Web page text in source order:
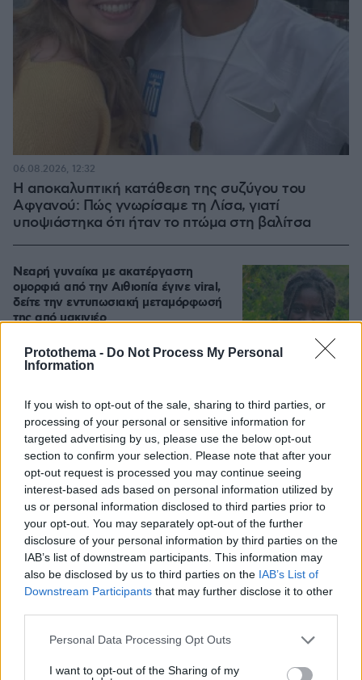
Protothema - Do Not Process My Personal
Information
If you wish to opt-out of the sale, sharing to third parties, or
processing of your personal or sensitive information for
targeted advertising by us, please use the below opt-out
section to confirm your selection. Please note that after your
opt-out request is processed you may continue seeing
interest-based ads based on personal information utilized by
us or personal information disclosed to third parties prior to
your opt-out. You may separately opt-out of the further
disclosure of your personal information by third parties on the
IAB’s list of downstream participants. This information may
also be disclosed by us to third parties on the IAB’s List of
Downstream Participants that may further disclose it to other
Please note that this website/app uses one or more Google
not limited to your visit or usage behaviour. You may click to
Personal Data Processing Opt Outs
I want to opt-out of the Sharing of my
Η αποκαλυπτική κατάθεση της συζύγου του
Αφγανού: Πώς γνωρίσαμε τη Λίσα, γιατί
υποψιάστηκα ότι ήταν το πτώμα στη βαλίτσα
06.08.2026, 12:32
Νεαρή γυναίκα με ακατέργαστη
ομορφιά από την Αιθιοπία έγινε viral,
δείτε την εντυπωσιακή μεταμόρφωσή
της από μακιγιέρ
Δημήτρης Ξανθάκης: Η γνήσια λαϊκή
φωνή, οι συνεργασίες, τα κορυφαία
του τραγούδια, γιατί δεν έκανε
καριέρα σε μεγάλες πίστες
06.08.2026, 16:32 16
55χρονος στην Κρήτη πείσθηκε ότι
ιστοσελίδα θα του εξασφάλιζε
αποδόσεις σε μετοχές και έχασε
€100.000